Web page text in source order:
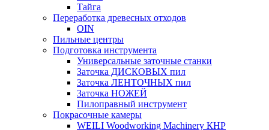
Тайга
Переработка древесных отходов
OIN
Пильные центры
Подготовка инструмента
Универсальные заточные станки
Заточка ДИСКОВЫХ пил
Заточка ЛЕНТОЧНЫХ пил
Заточка НОЖЕЙ
Пилоправный инструмент
Покрасочные камеры
WEILI Woodworking Machinery КНР